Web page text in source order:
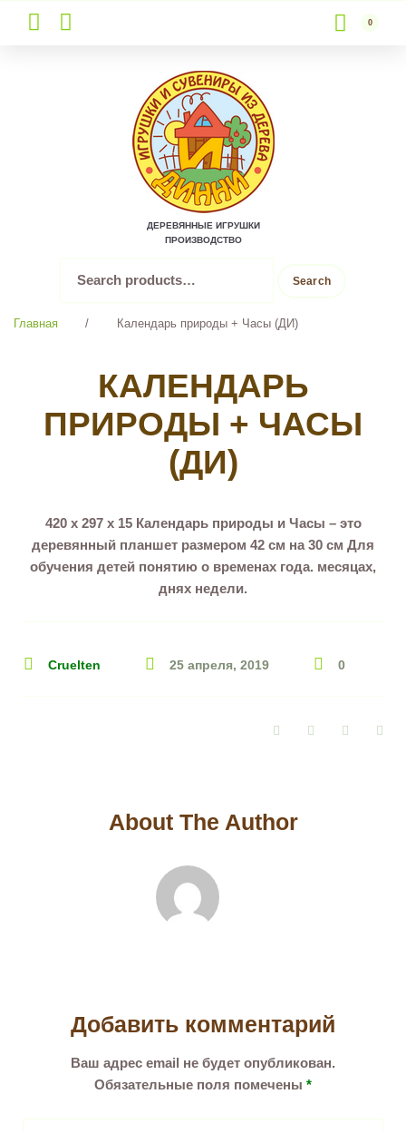
to
content
0
ДЕРЕВЯННЫЕ ИГРУШКИ
ПРОИЗВОДСТВО
for:
Search
Главная / Календарь природы + Часы (ДИ)
КАЛЕНДАРЬ
ПРИРОДЫ + ЧАСЫ
(ДИ)
420 х 297 х 15 Календарь природы и Часы – это
деревянный планшет размером 42 см на 30 см Для
обучения детей понятию о временах года. месяцах,
днях недели.
Cruelten 25 апреля, 2019 0
FacebookTwitter Google+
About The Author
Добавить комментарий
Ваш адрес email не будет опубликован.
Обязательные поля помечены *